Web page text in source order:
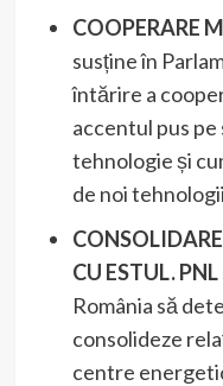
COOPERARE
susține în
întărire a
accentul pus
tehnologie și
de noi
CU ESTUL. PNL
România să
consolideze
centre